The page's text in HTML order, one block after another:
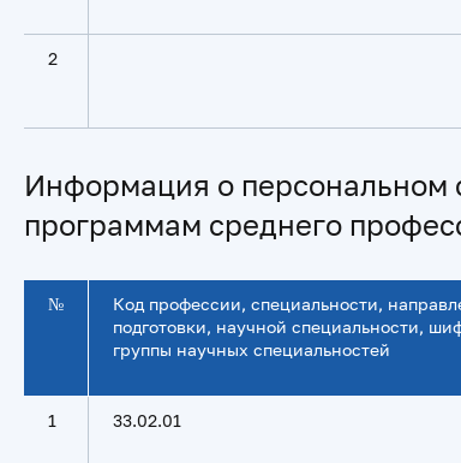
2
Информация о персональном
программам среднего
№
Код профессии, специальности,
подготовки, научной специальности,
группы научных специальностей
1 33.02.01